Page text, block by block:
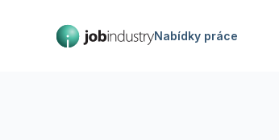
Nabídky práce